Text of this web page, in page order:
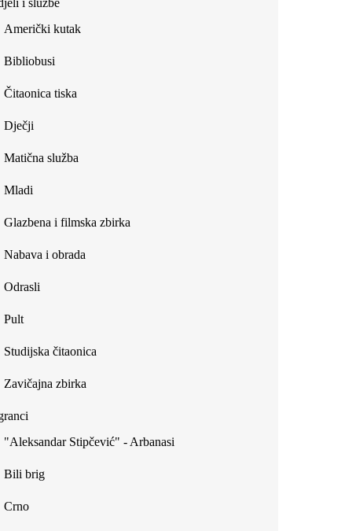
external)
i službe
Američki kutak
Bibliobusi
Čitaonica tiska
Dječji
Matična služba
Mladi
Glazbena i filmska zbirka
Nabava i obrada
Odrasli
Pult
Studijska čitaonica
Zavičajna zbirka
"Aleksandar Stipčević" - Arbanasi
Bili brig
Crno